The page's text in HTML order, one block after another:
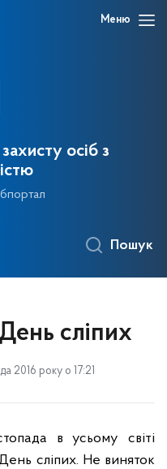
Меню
осіб з
Пошук
сліпих
2016 року о 17:21
в усьому світі
сліпих. Не виняток